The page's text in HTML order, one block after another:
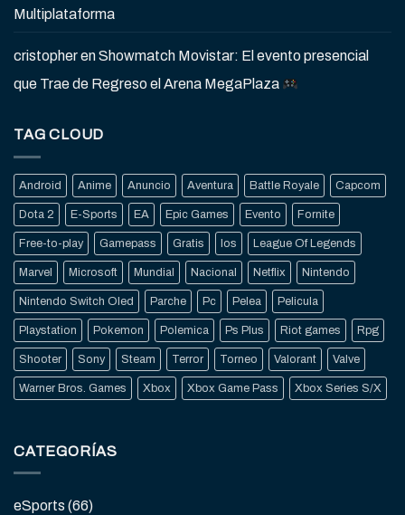
Multiplataforma
cristopherenShowmatch Movistar: El evento presencial
que Trae de Regreso el Arena MegaPlaza
TAG CLOUD
Android Anime Anuncio Aventura Battle Royale Capcom
Dota 2 E-Sports EA Epic Games Evento Fornite
Free-to-play Gamepass Gratis Ios League Of Legends
Marvel Microsoft Mundial Nacional Netflix Nintendo
Nintendo Switch Oled Parche Pc Pelea Pelicula
Playstation Pokemon Polemica Ps Plus Riot games Rpg
Shooter Sony Steam Terror Torneo Valorant Valve
Warner Bros. Games Xbox Xbox Game Pass Xbox Series S/X
CATEGORÍAS
eSports (66)